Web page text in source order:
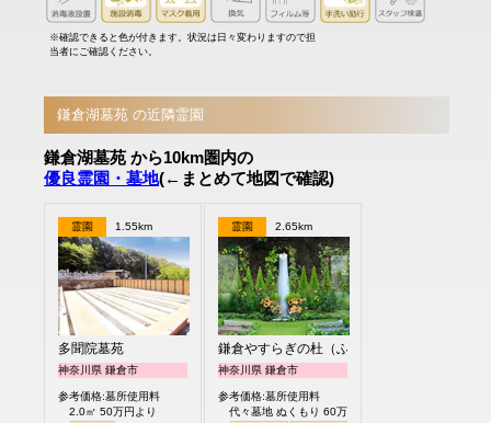
※確認できると色が付きます。状況は日々変わりますので担
当者にご確認ください。
鎌倉湖墓苑 の近隣霊園
鎌倉湖墓苑 から10km圏内の
優良霊園・墓地(←まとめて地図で確認)
霊園 1.55km
多聞院墓苑
神奈川県 鎌倉市
参考価格:墓所使用料
2.0㎡ 50万円より
霊園 2.65km
鎌倉やすらぎの杜（ふれあいの碑）
神奈川県 鎌倉市
参考価格:墓所使用料
代々墓地 ぬくもり 60万円より